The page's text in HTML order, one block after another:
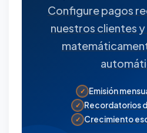
Configure pagos
nuestros clientes
✓ Emisión
✓ Recordatorios
✓ Crecimiento